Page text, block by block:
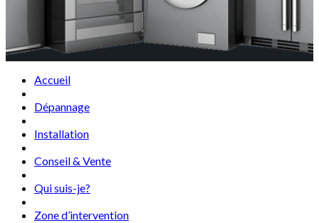
Accueil
Dépannage
Installation
Conseil & Vente
Qui suis-je?
Zone d’intervention